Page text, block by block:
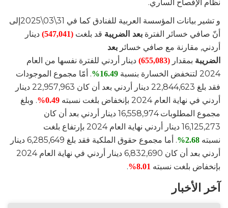
نظام الإفصاح الساري.
و تشير بيانات المؤسسة العربية للفنادق كما في 31\03\2025إلى
أنّ صافي خسائر الفترة بعد الضريبة قد بلغت (547,041)
دينار
أردني, مقارنة مع صافي خسائر بعد
الضريبة بمقدار (655,083)
دينار أردني للفترة نفسها من العام
2024 لتنخفض الخسارة بنسبة
16.49%
. أمّا مجموع الموجودات
فقد بلغ 22,844,623 دينار أردني بعد أن كان 22,957,963 دينار
أردني في نهاية العام 2024 بإنخفاض بلغت نسبته
0.49%
. وبلغ
مجموع المطلوبات 16,558,974 دينار أردني بعد أن كان
16,125,273 دينار أردني نهاية العام 2024 بإرتفاع بلغت
نسبته 2.68%
. أما مجموع حقوق الملكية فقد بلغ 6,285,649 دينار
أردني بعد أن كان 6,832,690 دينار أردني في نهاية العام 2024
بإنخفاض بلغت نسبته 8.01%
.
آخر الأخبار